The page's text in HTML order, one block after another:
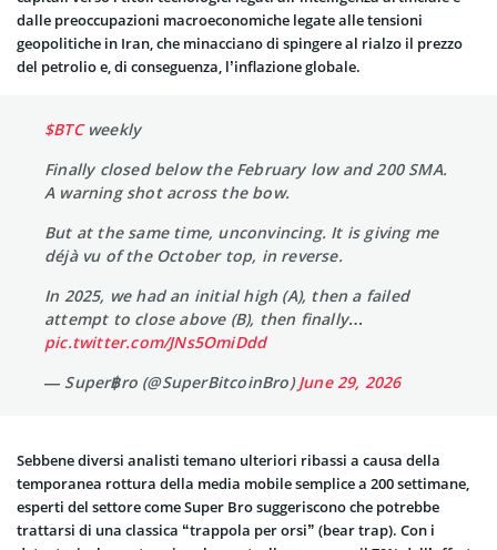
dalle preoccupazioni macroeconomiche legate alle tensioni
geopolitiche in Iran, che minacciano di spingere al rialzo il prezzo
del petrolio e, di conseguenza, l’inflazione globale.
$BTCweekly
Finally closed below the February low and 200 SMA.
A warning shot across the bow.
But at the same time, unconvincing. It is giving me
déjà vu of the October top, in reverse.
In 2025, we had an initial high (A), then a failed
attempt to close above (B), then finally…
pic.twitter.com/JNs5OmiDdd
— Super฿ro (@SuperBitcoinBro)June 29, 2026
Sebbene diversi analisti temano ulteriori ribassi a causa della
temporanea rottura della media mobile semplice a 200 settimane,
esperti del settore come Super Bro suggeriscono che potrebbe
trattarsi di una classica “trappola per orsi” (bear trap). Con i